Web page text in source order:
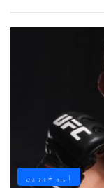
اہم خبریں